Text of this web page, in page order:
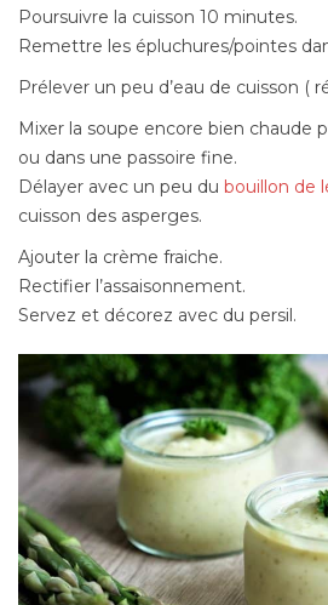
Poursuivre la cuisson 10 minutes.
Remettre les épluchures/pointes
Prélever un peu d’eau de cuisson (
Mixer la soupe encore bien chaude
ou dans une passoire fine.
Délayer avec un peu du bouillon de
cuisson des asperges.
Ajouter la crème fraiche.
Rectifier l’assaisonnement.
Servez et décorez avec du persil.